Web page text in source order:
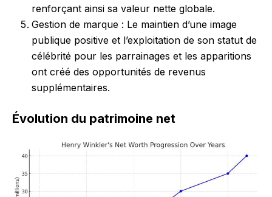
renforçant ainsi sa valeur nette globale.
Gestion de marque : Le maintien d’une image
publique positive et l’exploitation de son statut de
célébrité pour les parrainages et les apparitions
ont créé des opportunités de revenus
supplémentaires.
Évolution du patrimoine net